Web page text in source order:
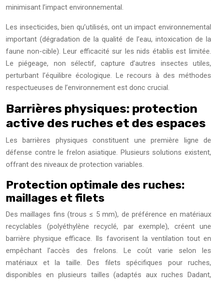
minimisant l’impact environnemental.
Les insecticides, bien qu’utilisés, ont un impact environnemental
important (dégradation de la qualité de l’eau, intoxication de la
faune non-cible). Leur efficacité sur les nids établis est limitée.
Le piégeage, non sélectif, capture d’autres insectes utiles,
perturbant l’équilibre écologique. Le recours à des méthodes
respectueuses de l’environnement est donc crucial.
Barrières physiques: protection
active des ruches et des espaces
Les barrières physiques constituent une première ligne de
défense contre le frelon asiatique. Plusieurs solutions existent,
offrant des niveaux de protection variables.
Protection optimale des ruches:
maillages et filets
Des maillages fins (trous ≤ 5 mm), de préférence en matériaux
recyclables (polyéthylène recyclé, par exemple), créent une
barrière physique efficace. Ils favorisent la ventilation tout en
empêchant l’accès des frelons. Le coût varie selon les
matériaux et la taille. Des filets spécifiques pour ruches,
disponibles en plusieurs tailles (adaptés aux ruches Dadant,